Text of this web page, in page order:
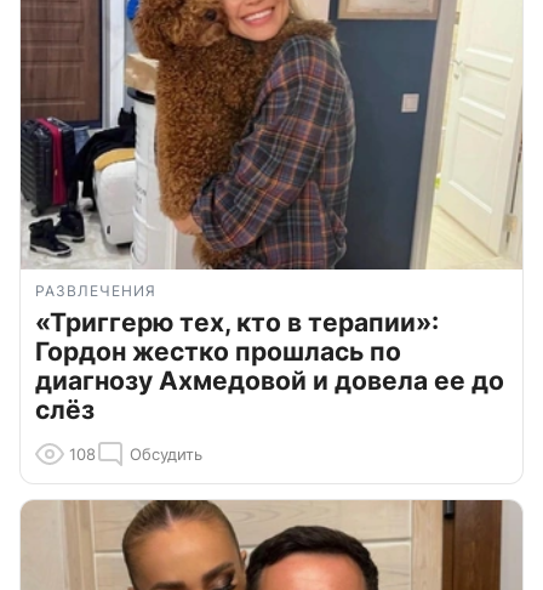
РАЗВЛЕЧЕНИЯ
«Триггерю тех, кто в терапии»:
Гордон жестко прошлась по
диагнозу Ахмедовой и довела ее до
слёз
108 Обсудить